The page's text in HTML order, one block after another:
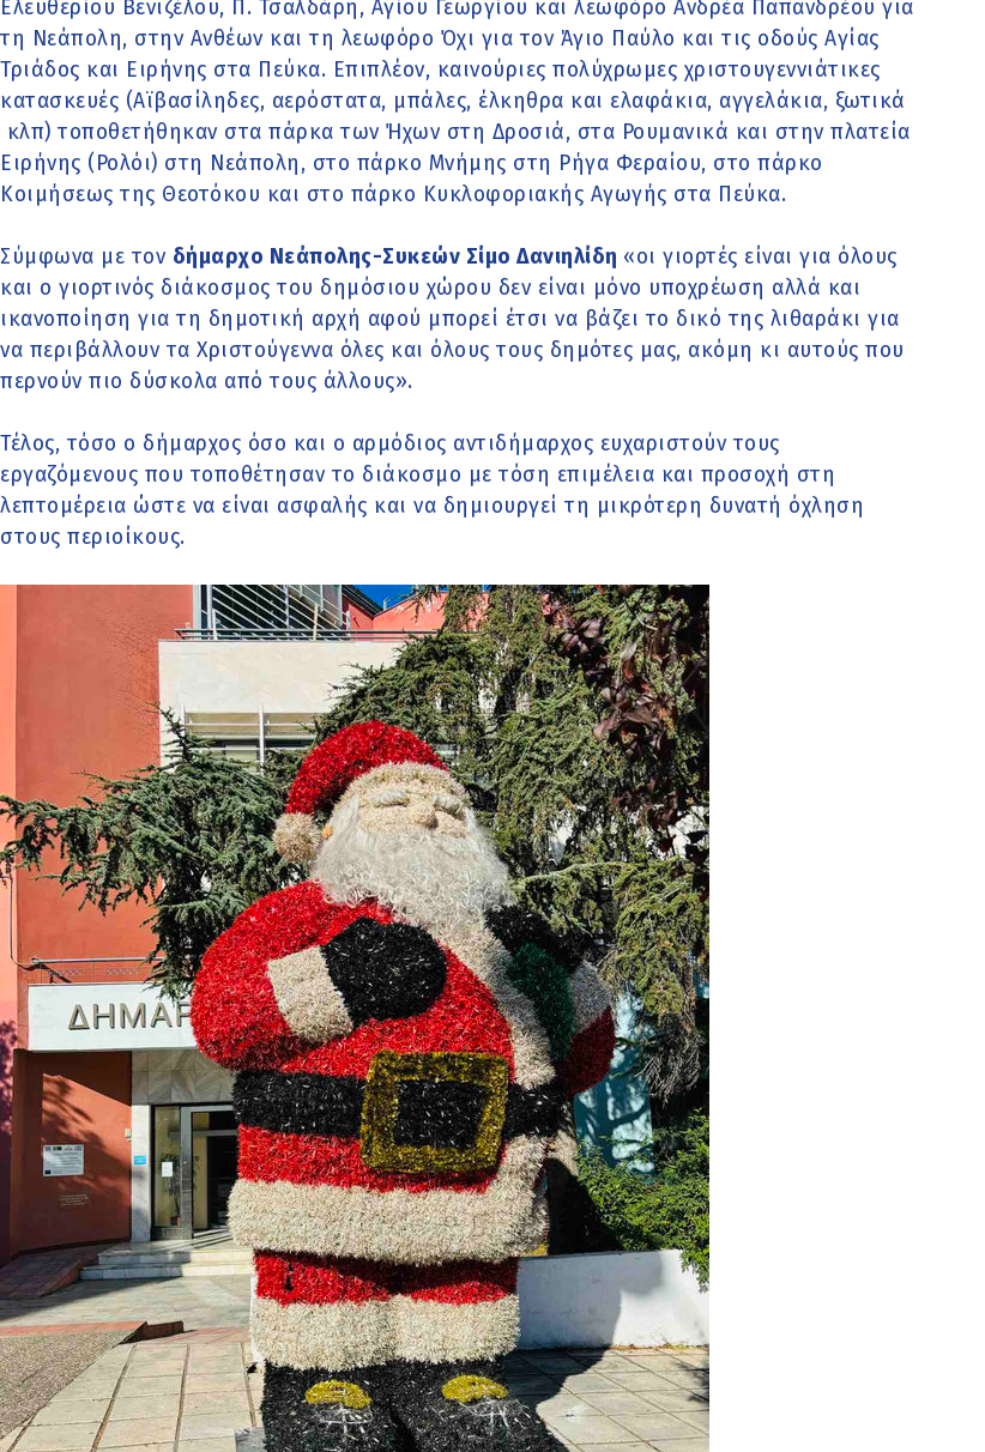
Ελευθερίου Βενιζέλου, Π. Τσαλδάρη, Αγίου Γεωργίου και λεωφόρο Ανδρέα Παπανδρέου για
τη Νεάπολη, στην Ανθέων και τη λεωφόρο Όχι για τον Άγιο Παύλο και τις οδούς Αγίας
Τριάδος και Ειρήνης στα Πεύκα. Επιπλέον, καινούριες πολύχρωμες χριστουγεννιάτικες
κατασκευές (Αϊβασίληδες, αερόστατα, μπάλες, έλκηθρα και ελαφάκια, αγγελάκια, ξωτικά
κλπ) τοποθετήθηκαν στα πάρκα των Ήχων στη Δροσιά, στα Ρουμανικά και στην πλατεία
Ειρήνης (Ρολόι) στη Νεάπολη, στο πάρκο Μνήμης στη Ρήγα Φεραίου, στο πάρκο
Κοιμήσεως της Θεοτόκου και στο πάρκο Κυκλοφοριακής Αγωγής στα Πεύκα.
Σύμφωνα με τον δήμαρχο Νεάπολης-Συκεών Σίμο Δανιηλίδη «οι γιορτές είναι για όλους
και ο γιορτινός διάκοσμος του δημόσιου χώρου δεν είναι μόνο υποχρέωση αλλά και
ικανοποίηση για τη δημοτική αρχή αφού μπορεί έτσι να βάζει το δικό της λιθαράκι για
να περιβάλλουν τα Χριστούγεννα όλες και όλους τους δημότες μας, ακόμη κι αυτούς που
περνούν πιο δύσκολα από τους άλλους».
Τέλος, τόσο ο δήμαρχος όσο και ο αρμόδιος αντιδήμαρχος ευχαριστούν τους
εργαζόμενους που τοποθέτησαν το διάκοσμο με τόση επιμέλεια και προσοχή στη
λεπτομέρεια ώστε να είναι ασφαλής και να δημιουργεί τη μικρότερη δυνατή όχληση
στους περιοίκους.